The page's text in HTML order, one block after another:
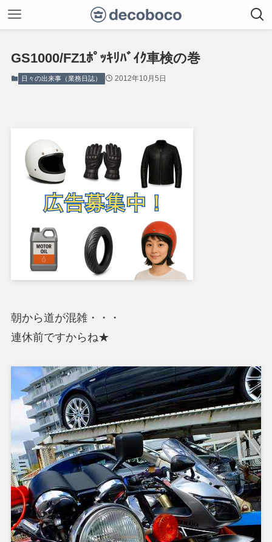
GS1000/FZ1ﾎﾟｯｷﾘﾊﾞｲｸ車検の巻
日々の出来事（業務日誌） 2012年10月5日
朝から道が混雑・・・
連休前ですからね★